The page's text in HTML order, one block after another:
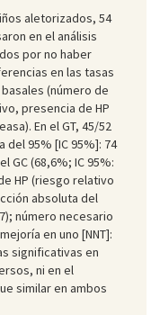
aletorizados, 54
en el análisis
por no haber
en las tasas
(número de
presencia de HP
En el GT, 45/52
del 95% [IC 95%]: 74
GC (68,6%; IC 95%:
HP (riesgo relativo
absoluta del
número necesario
en uno [NNT]:
significativas en
ni en el
similar en ambos